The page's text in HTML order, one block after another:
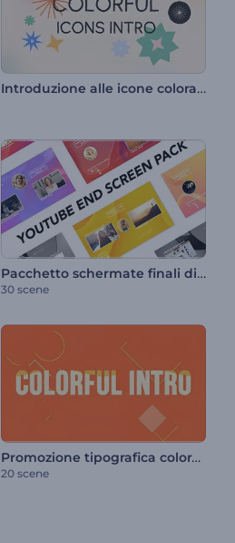
Introduzione alle icone colorate
Pacchetto schermate finali di YouTube
30 scene
Promozione tipografica colorata
20 scene